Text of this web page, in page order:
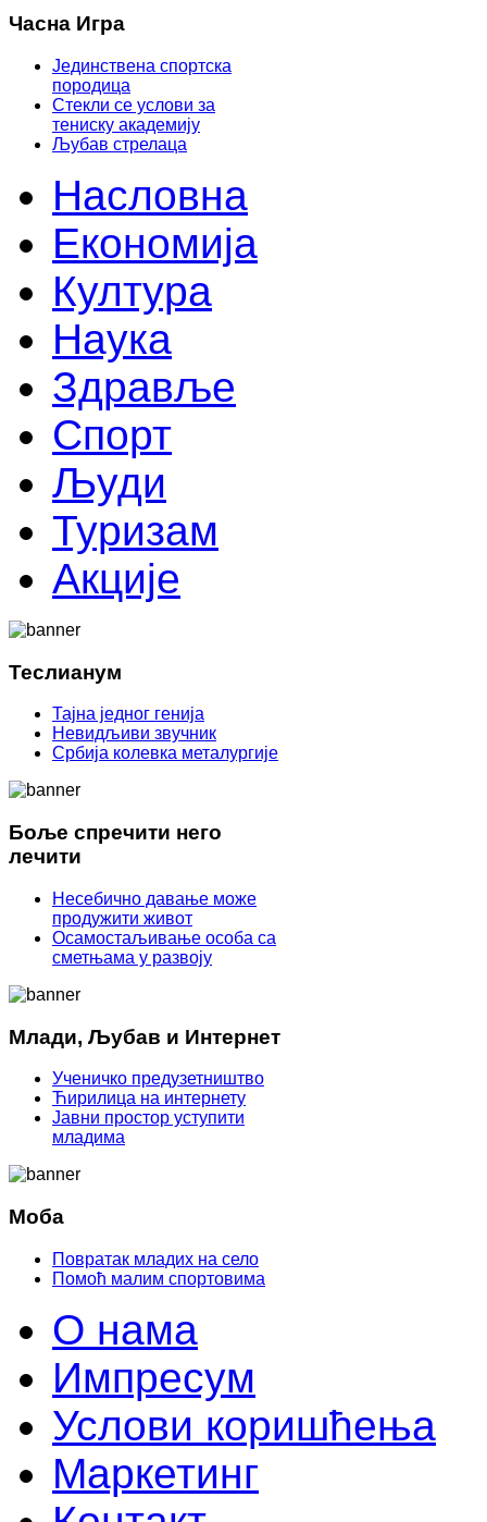
Часна Игра
Јединствена спортска
породица
Стекли се услови за
тениску академију
Љубав стрелаца
Насловна
Економија
Култура
Наука
Здравље
Спорт
Људи
Туризам
Акције
Теслианум
Тајна једног генија
Невидљиви звучник
Србија колевка металургије
Боље спречити него
лечити
Несебично давање може
продужити живот
Осамостаљивање особа са
сметњама у развоју
Млади, Љубав и Интернет
Ученичко предузетништво
Ћирилица на интернету
Јавни простор уступити
младима
Моба
Повратак младих на село
Помоћ малим спортовима
О нама
Импресум
Услови коришћења
Маркетинг